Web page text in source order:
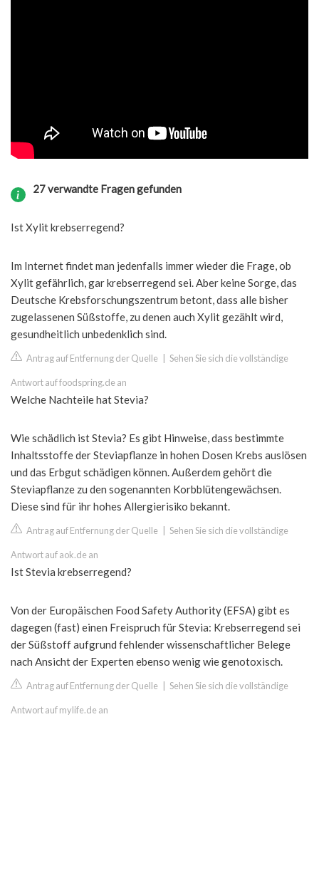
27 verwandte Fragen gefunden
Ist Xylit krebserregend?
Im Internet findet man jedenfalls immer wieder die Frage, ob
Xylit gefährlich, gar krebserregend sei. Aber keine Sorge, das
Deutsche Krebsforschungszentrum betont, dass alle bisher
zugelassenen Süßstoffe, zu denen auch Xylit gezählt wird,
gesundheitlich unbedenklich sind.
Antrag auf Entfernung der Quelle Sehen Sie sich die vollständige
Antwort auf foodspring.de an
Welche Nachteile hat Stevia?
Wie schädlich ist Stevia? Es gibt Hinweise, dass bestimmte
Inhaltsstoffe der Steviapflanze in hohen Dosen Krebs auslösen
und das Erbgut schädigen können. Außerdem gehört die
Steviapflanze zu den sogenannten Korbblütengewächsen.
Diese sind für ihr hohes Allergierisiko bekannt.
Antrag auf Entfernung der Quelle Sehen Sie sich die vollständige
Antwort auf aok.de an
Ist Stevia krebserregend?
Von der Europäischen Food Safety Authority (EFSA) gibt es
dagegen (fast) einen Freispruch für Stevia: Krebserregend sei
der Süßstoff aufgrund fehlender wissenschaftlicher Belege
nach Ansicht der Experten ebenso wenig wie genotoxisch.
Antrag auf Entfernung der Quelle Sehen Sie sich die vollständige
Antwort auf mylife.de an